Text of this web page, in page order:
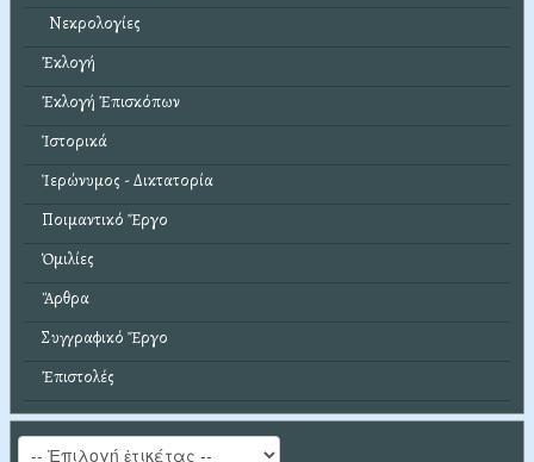
Νεκρολογίες
Ἐκλογή
Ἐκλογή Ἐπισκόπων
Ἱστορικά
Ἱερώνυμος - Δικτατορία
Ποιμαντικό Ἔργο
Ὁμιλίες
Ἄρθρα
Συγγραφικό Ἔργο
Ἐπιστολές